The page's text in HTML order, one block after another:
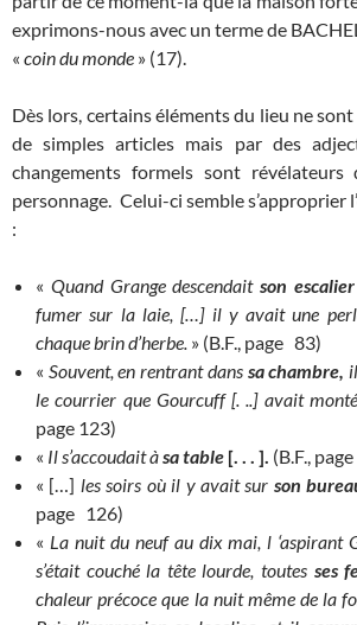
exprimons-nous avec un terme de
« coin du monde » (17).
Dès lors, certains éléments du lieu ne
de simples articles mais par des
changements formels sont révélateurs
personnage. Celui-ci semble s’approprier
:
« Quand Grange descendaitson escalier
fumer sur la laie, […] il y avait une
chaque brin d’herbe. » (B.F., page 83)
« Souvent, en rentrant dans sa chambre,
le courrier que Gourcuff [. ..] avait
page 123)
« Il s’accoudait àsatable [. . . ]. (B.F.,
« […] les soirs où il y avait sur son
page 126)
« La nuit du neuf au dix mai, l ‘aspirant
s’était couché la tête lourde, toutes ses
chaleur précoce que la nuit même de la